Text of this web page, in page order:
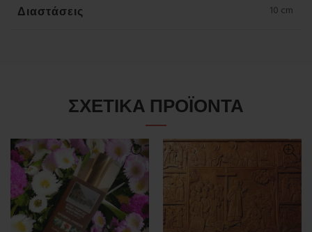
Διαστάσεις 10 cm
ΣΧΕΤΙΚΆ ΠΡΟΪΌΝΤΑ